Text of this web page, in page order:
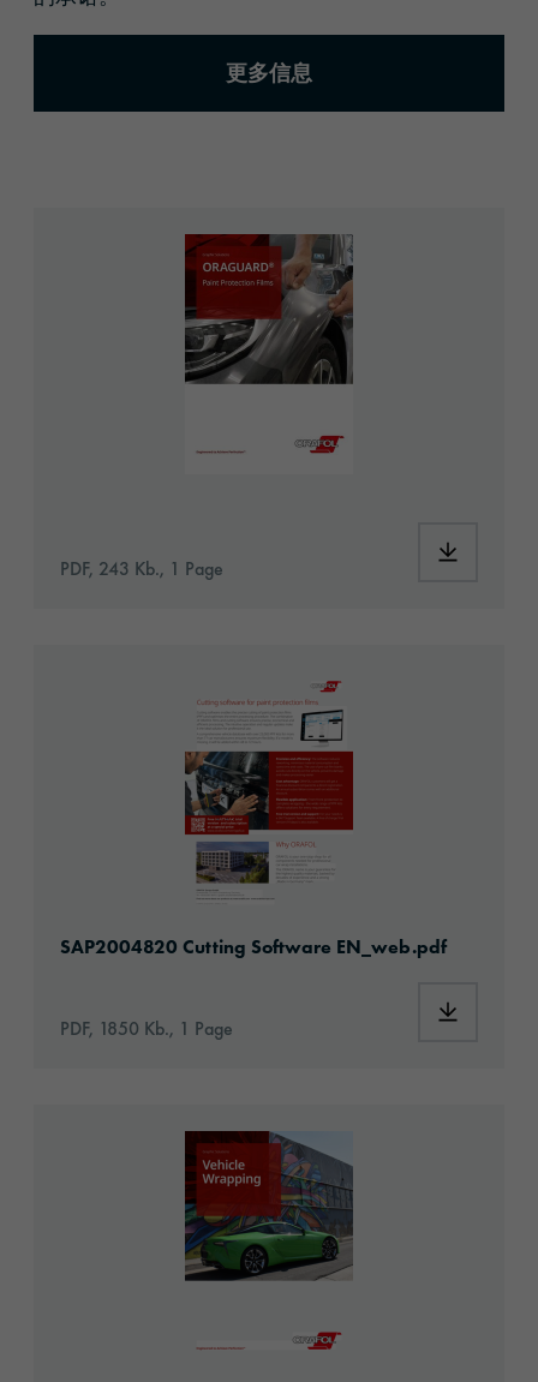
更多信息
PDF, 243 Kb., 1 Page
SAP2004820 Cutting Software EN_web.pdf
PDF, 1850 Kb., 1 Page